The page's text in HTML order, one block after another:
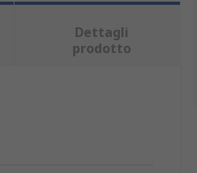
Dettagli
prodotto